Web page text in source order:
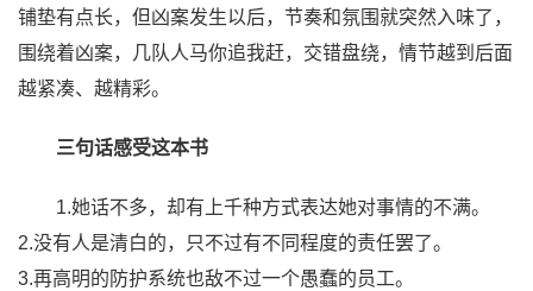
铺垫有点长，但凶案发生以后，节奏和氛围就突然入味了，
围绕着凶案，几队人马你追我赶，交错盘绕，情节越到后面
越紧凑、越精彩。
三句话感受这本书
1.她话不多，却有上千种方式表达她对事情的不满。
2.没有人是清白的，只不过有不同程度的责任罢了。
3.再高明的防护系统也敌不过一个愚蠢的员工。